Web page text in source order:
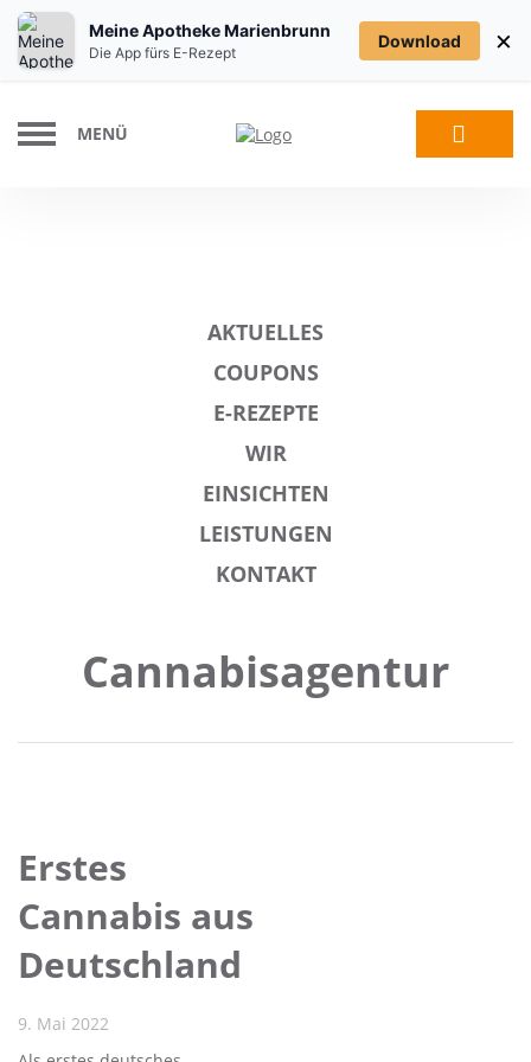
MENÜ
AKTUELLES
COUPONS
E-REZEPTE
WIR
EINSICHTEN
LEISTUNGEN
KONTAKT
Cannabisagentur
Erstes
Cannabis aus
Deutschland
9. Mai 2022
Meine Apotheke Marienbrunn
Die App fürs E-Rezept
Download ×